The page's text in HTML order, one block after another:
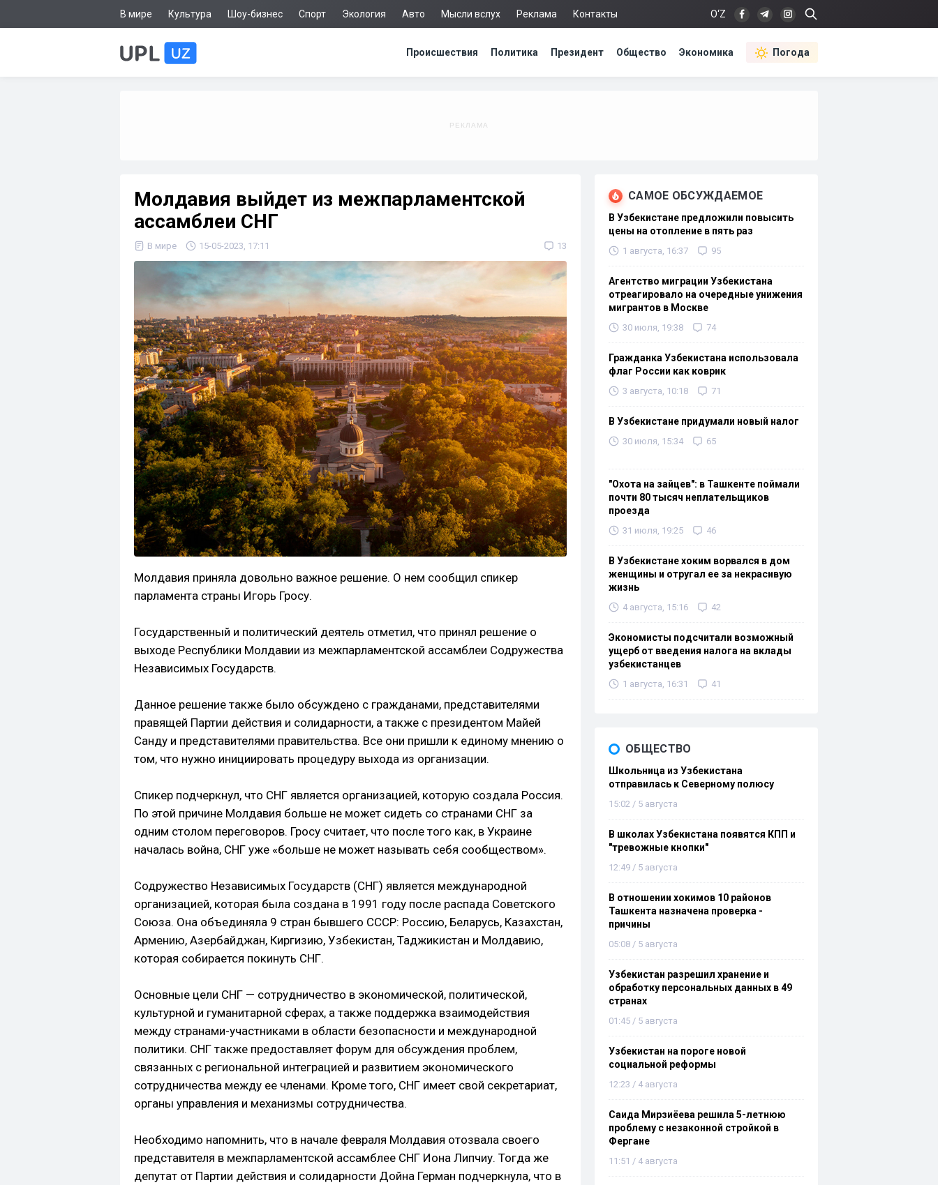
В мире Культура Шоу-бизнес Спорт Экология Авто Мысли вслух Реклама Контакты O‘Z
Происшествия Политика Президент Общество Экономика Погода
Молдавия выйдет из межпарламентской
ассамблеи СНГ
В мире 15-05-2023, 17:11 13
Молдавия приняла довольно важное решение. О нем сообщил спикер
парламента страны Игорь Гросу.
Государственный и политический деятель отметил, что принял решение о
выходе Республики Молдавии из межпарламентской ассамблеи Содружества
Независимых Государств.
Данное решение также было обсуждено с гражданами, представителями
правящей Партии действия и солидарности, а также с президентом Майей
Санду и представителями правительства. Все они пришли к единому мнению о
том, что нужно инициировать процедуру выхода из организации.
Спикер подчеркнул, что СНГ является организацией, которую создала Россия.
По этой причине Молдавия больше не может сидеть со странами СНГ за
одним столом переговоров. Гросу считает, что после того как, в Украине
началась война, СНГ уже «больше не может называть себя сообществом».
Содружество Независимых Государств (СНГ) является международной
организацией, которая была создана в 1991 году после распада Советского
Союза. Она объединяла 9 стран бывшего СССР: Россию, Беларусь, Казахстан,
Армению, Азербайджан, Киргизию, Узбекистан, Таджикистан и Молдавию,
которая собирается покинуть СНГ.
Основные цели СНГ — сотрудничество в экономической, политической,
культурной и гуманитарной сферах, а также поддержка взаимодействия
между странами-участниками в области безопасности и международной
политики. СНГ также предоставляет форум для обсуждения проблем,
связанных с региональной интеграцией и развитием экономического
сотрудничества между ее членами. Кроме того, СНГ имеет свой секретариат,
органы управления и механизмы сотрудничества.
Необходимо напомнить, что в начале февраля Молдавия отозвала своего
представителя в межпарламентской ассамблее СНГ Иона Липчиу. Тогда же
депутат от Партии действия и солидарности Дойна Герман подчеркнула, что в
САМОЕ ОБСУЖДАЕМОЕ
В Узбекистане предложили повысить
цены на отопление в пять раз
1 августа, 16:37 95
Агентство миграции Узбекистана
отреагировало на очередные унижения
мигрантов в Москве
30 июля, 19:38 74
Гражданка Узбекистана использовала
флаг России как коврик
3 августа, 10:18 71
В Узбекистане придумали новый налог
30 июля, 15:34 65
"Охота на зайцев": в Ташкенте поймали
почти 80 тысяч неплательщиков
проезда
31 июля, 19:25 46
В Узбекистане хоким ворвался в дом
женщины и отругал ее за некрасивую
жизнь
4 августа, 15:16 42
Экономисты подсчитали возможный
ущерб от введения налога на вклады
узбекистанцев
1 августа, 16:31 41
ОБЩЕСТВО
Школьница из Узбекистана
отправилась к Северному полюсу
15:02 / 5 августа
В школах Узбекистана появятся КПП и
"тревожные кнопки"
12:49 / 5 августа
В отношении хокимов 10 районов
Ташкента назначена проверка -
причины
05:08 / 5 августа
Узбекистан разрешил хранение и
обработку персональных данных в 49
странах
01:45 / 5 августа
Узбекистан на пороге новой
социальной реформы
12:23 / 4 августа
Саида Мирзиёева решила 5-летнюю
проблему с незаконной стройкой в
Фергане
11:51 / 4 августа